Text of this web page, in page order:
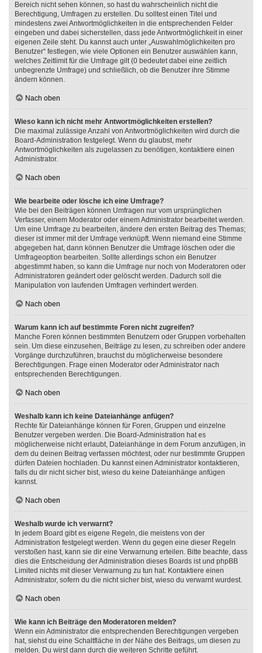
Bereich nicht sehen können, so hast du wahrscheinlich nicht die
Berechtigung, Umfragen zu erstellen. Du solltest einen Titel und
mindestens zwei Antwortmöglichkeiten in die entsprechenden Felder
eingeben und dabei sicherstellen, dass jede Antwortmöglichkeit in einer
eigenen Zeile steht. Du kannst auch unter „Auswahlmöglichkeiten pro
Benutzer“ festlegen, wie viele Optionen ein Benutzer auswählen kann,
welches Zeitlimit für die Umfrage gilt (0 bedeutet dabei eine zeitlich
unbegrenzte Umfrage) und schließlich, ob die Benutzer ihre Stimme
ändern können.
Nach oben
Wieso kann ich nicht mehr Antwortmöglichkeiten erstellen?
Die maximal zulässige Anzahl von Antwortmöglichkeiten wird durch die
Board-Administration festgelegt. Wenn du glaubst, mehr
Antwortmöglichkeiten als zugelassen zu benötigen, kontaktiere einen
Administrator.
Nach oben
Wie bearbeite oder lösche ich eine Umfrage?
Wie bei den Beiträgen können Umfragen nur vom ursprünglichen
Verfasser, einem Moderator oder einem Administrator bearbeitet werden.
Um eine Umfrage zu bearbeiten, ändere den ersten Beitrag des Themas;
dieser ist immer mit der Umfrage verknüpft. Wenn niemand eine Stimme
abgegeben hat, dann können Benutzer die Umfrage löschen oder die
Umfrageoption bearbeiten. Sollte allerdings schon ein Benutzer
abgestimmt haben, so kann die Umfrage nur noch von Moderatoren oder
Administratoren geändert oder gelöscht werden. Dadurch soll die
Manipulation von laufenden Umfragen verhindert werden.
Nach oben
Warum kann ich auf bestimmte Foren nicht zugreifen?
Manche Foren können bestimmten Benutzern oder Gruppen vorbehalten
sein. Um diese einzusehen, Beiträge zu lesen, zu schreiben oder andere
Vorgänge durchzuführen, brauchst du möglicherweise besondere
Berechtigungen. Frage einen Moderator oder Administrator nach
entsprechenden Berechtigungen.
Nach oben
Weshalb kann ich keine Dateianhänge anfügen?
Rechte für Dateianhänge können für Foren, Gruppen und einzelne
Benutzer vergeben werden. Die Board-Administration hat es
möglicherweise nicht erlaubt, Dateianhänge in dem Forum anzufügen, in
dem du deinen Beitrag verfassen möchtest, oder nur bestimmte Gruppen
dürfen Dateien hochladen. Du kannst einen Administrator kontaktieren,
falls du dir nicht sicher bist, wieso du keine Dateianhänge anfügen
kannst.
Nach oben
Weshalb wurde ich verwarnt?
In jedem Board gibt es eigene Regeln, die meistens von der
Administration festgelegt werden. Wenn du gegen eine dieser Regeln
verstoßen hast, kann sie dir eine Verwarnung erteilen. Bitte beachte, dass
dies die Entscheidung der Administration dieses Boards ist und phpBB
Limited nichts mit dieser Verwarnung zu tun hat. Kontaktiere einen
Administrator, sofern du die nicht sicher bist, wieso du verwarnt wurdest.
Nach oben
Wie kann ich Beiträge den Moderatoren melden?
Wenn ein Administrator die entsprechenden Berechtigungen vergeben
hat, siehst du eine Schaltfläche in der Nähe des Beitrags, um diesen zu
melden. Du wirst dann durch die weiteren Schritte geführt.